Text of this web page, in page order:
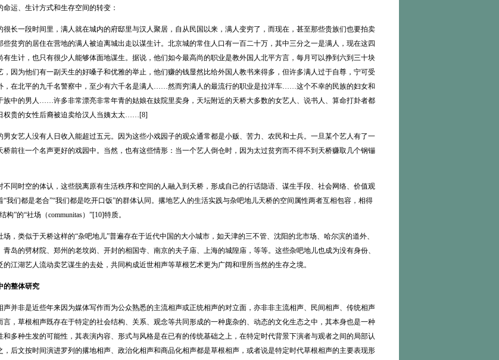
运、生计方式和生存空间的转变：
一段时间里，满人就在城内的府邸里与汉人聚居，自从民国以来，满人变穷了，而现在，甚至那些贵族们也要拍卖
些贫穷的居住在营地的满人被迫离城出走以谋生计。北京城的常住人口有一百二十万，其中三分之一是满人，现在这四
有生计，也只有很少人能够体面地谋生。据说，他们如今最高尚的职业是教外国人北平方言，每月可以挣到六到三十块
，因为他们有一副天生的好嗓子和优雅的举止，他们赚的钱显然比给外国人教书来得多，但许多满人过于自尊，宁可受
，在北平的九千名警察中，至少有六千名是满人……然而穷满人的最流行的职业是拉洋车……这个不幸的民族的妇女和
族中的男人……许多非常漂亮非常年青的姑娘在妓院里卖身，天坛附近的天桥大多数的女艺人、说书人、算命打卦者都
权贵的女性后裔被迫卖给汉人当姨太太……[8]
艺人没有人日收入能超过五元。因为这些小戏园子的观众通常都是小贩、苦力、农民和士兵。一旦某个艺人有了一
桥前往一个名声更好的戏园中。当然，也有这些情形：当一个艺人倒仓时，因为太过贫穷而不得不到天桥赚取几个钢镚
时空的体认，这些脱离原有生活秩序和空间的人融入到天桥，形成自己的行话隐语、谋生手段、社会网络、价值观
我们都是老合”“我们都是吃开口饭”的群体认同。撂地艺人的生活实践与杂吧地儿天桥的空间属性两者互相包容，相得
”的“社场（communitas）”[10]特质。
类似于天桥这样的“杂吧地儿”普遍存在于近代中国的大小城市，如天津的三不管、沈阳的北市场、哈尔滨的道外、
岛的劈材院、郑州的老坟岗、开封的相国寺、南京的夫子庙、上海的城隍庙，等等。这些杂吧地儿也成为没有身份、
江湖艺人流动卖艺谋生的去处，共同构成近世相声等草根艺术更为广阔和理所当然的生存之境。
的整体研究
非是近些年来因为媒体写作而为公众熟悉的主流相声或正统相声的对立面，亦非非主流相声、民间相声、传统相声
言，草根相声既存在于特定的社会结构、关系、观念等共同形成的一种庞杂的、动态的文化生态之中，其本身也是一种
和多种生发的可能性，其表演内容、形式与风格是在已有的传统基础之上，在特定时代背景下演者与观者之间的局部认
，后文按时间演进罗列的撂地相声、政治化相声和商品化相声都是草根相声，或者说是特定时代草根相声的主要表现形